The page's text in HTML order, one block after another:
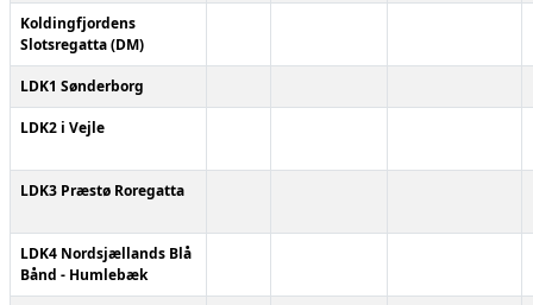
Koldingfjordens
Slotsregatta (DM)
LDK1 Sønderborg
LDK2 i Vejle
LDK3 Præstø Roregatta
LDK4 Nordsjællands Blå
Bånd - Humlebæk